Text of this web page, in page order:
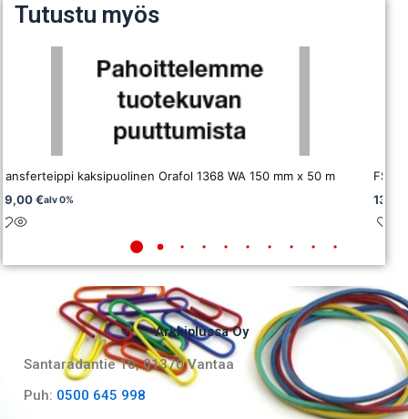
Tutustu myös
kaksipuolinen Orafol 1368 WA 150 mm x 50 m
€alv 0%
FST
Arkkiplussa Oy
Santaradantie 10, 01370 Vantaa​
Puh: 0500 645 998